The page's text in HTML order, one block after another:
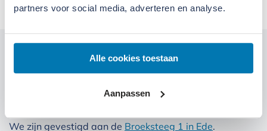
partners voor social media, adverteren en analyse.
Alle cookies toestaan
Aanpassen
Kom langs bij onze locaties
Locatie Ruinerwold
We zijn gevestigd aan de Broeksteeg 1 in Ede.